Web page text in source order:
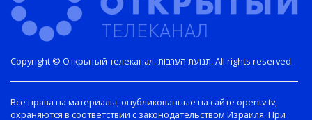
Copyright © Открытый телеканал. תנועת הערבות. All rights reserved.
Все права на материалы, опубликованные на сайте opentv.tv,
охраняются в соответствии с законодательством Израиля. При